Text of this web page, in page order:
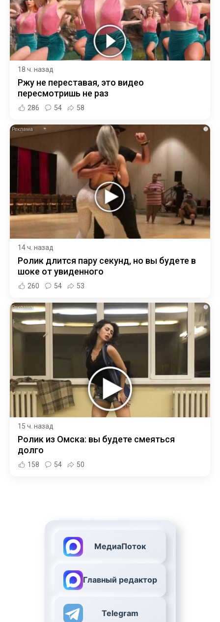
18 ч. назад
Ржу не переставая, это видео
пересмотришь не раз
286 54 58
i
14 ч. назад
Ролик длится пару секунд, но вы будете в
шоке от увиденного
260 54 53
i
15 ч. назад
Ролик из Омска: вы будете смеяться
долго
158 54 50
МедиаПоток
Главный редактор
Telegram